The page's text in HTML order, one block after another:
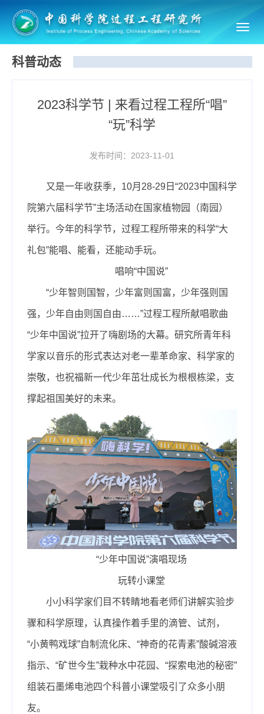
科普动态
2023科学节 | 来看过程工程所“唱”
“玩”科学
发布时间：2023-11-01
又是一年收获季，10月28-29 日“2023中国科学
院第六届科学节”主场活动在国家植物园（南园）
举行。今年的科学节，过程工程所带来的科学“大
礼包”能唱、能看，还能动手玩。
唱响“中国说”
“少年智则国智， 少年富则国富， 少年强则国
强， 少年自由则国自由……”过程工程所献唱歌曲
“少年中国说”拉开了嗨剧场的大幕。 研究所青年科
学家以音乐的形式表达对老一辈革命家、科学家的
崇敬，也祝福新一代少年茁壮成长为根根栋梁，支
撑起祖国美好的未来。
“少年中国说”演唱现场
玩转小课堂
小小科学家们目不转睛地看老师们讲解实验步
骤和科学原理，认真操作着手里的滴管、试剂，
“小黄鸭戏球”自制流化床、“神奇的花青素”酸碱溶液
指示、“矿世今生”栽种水中花园、“探索电池的秘密”
组装石墨烯电池四个科普小课堂吸引了众多小朋
友。